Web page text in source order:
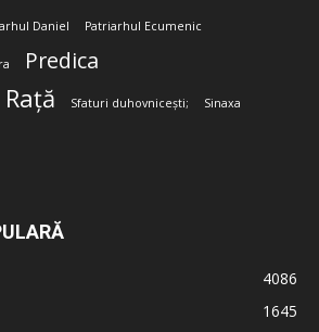
Daniel Patriarhul Ecumenic
Predica
Sfaturi duhovnicești; Sinaxa
4086
1645